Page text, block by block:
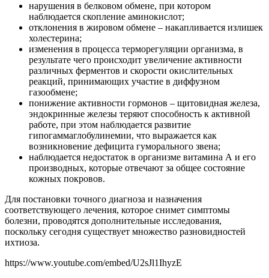
нарушения в белковом обмене, при котором
наблюдается скопление аминокислот;
отклонения в жировом обмене – накапливается излишек
холестерина;
изменения в процесса терморегуляции организма, в
результате чего происходит увеличение активности
различных ферментов и скорости окислительных
реакций, принимающих участие в диффузном
газообмене;
понижение активности гормонов – щитовидная железа,
эндокринные железы теряют способность к активной
работе, при этом наблюдается развитие
гипогаммаглобулинемии, что выражается как
возникновение дефицита гуморального звена;
наблюдается недостаток в организме витамина А и его
производных, которые отвечают за общее состояние
кожных покровов.
Для постановки точного диагноза и назначения
соответствующего лечения, которое снимет симптомы
болезни, проводятся дополнительные исследования,
поскольку сегодня существует множество разновидностей
ихтиоза.
https://www.youtube.com/embed/U2sJl1IhyzE